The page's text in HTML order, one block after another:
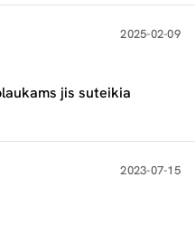
2025-02-09
jis suteikia
2023-07-15